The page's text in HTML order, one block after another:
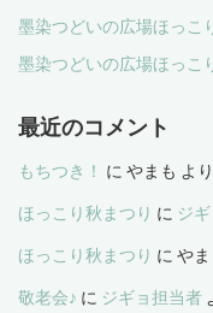
墨染つどいの広場ほっこ
墨染つどいの広場ほっ
最近のコメント
もちつき！ に やまも より
ほっこり秋まつり に ジ
ほっこり秋まつり に やま
敬老会♪ に ジギョ担当者